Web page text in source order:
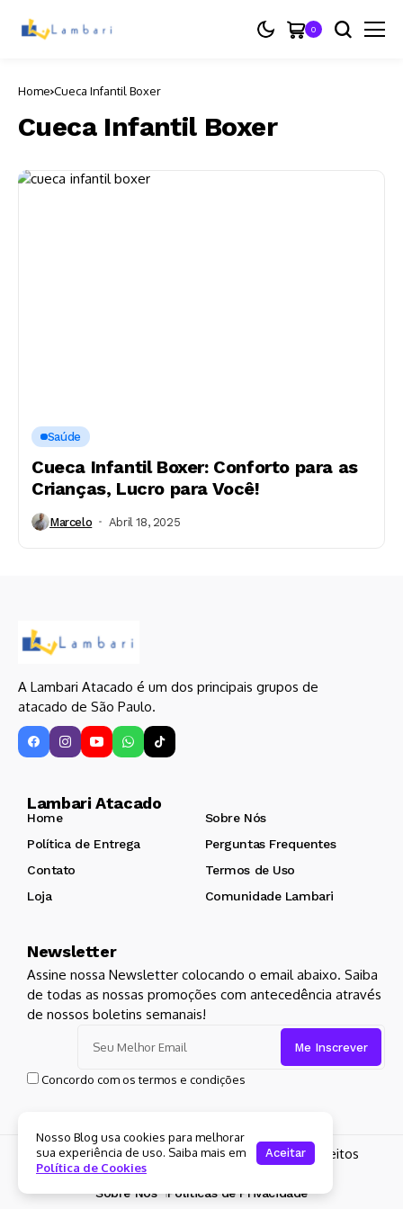
0
Home Cueca Infantil Boxer
Cueca Infantil Boxer
Saúde
Cueca Infantil Boxer: Conforto para as
Crianças, Lucro para Você!
Marcelo Abril 18, 2025
A Lambari Atacado é um dos principais grupos de
atacado de São Paulo.
Lambari Atacado
Home
Sobre Nós
Política de Entrega
Perguntas Frequentes
Contato
Termos de Uso
Loja
Comunidade Lambari
Newsletter
Assine nossa Newsletter colocando o email abaixo. Saiba
de todas as nossas promoções com antecedência através
de nossos boletins semanais!
Concordo com os termos e condições
Copyright 2024 Lambari Atacado. Todos os Direitos
Reservados para
Sobre Nós Políticas de Privacidade
Nosso Blog usa cookies para melhorar
sua experiência de uso. Saiba mais em
Política de Cookies
Aceitar